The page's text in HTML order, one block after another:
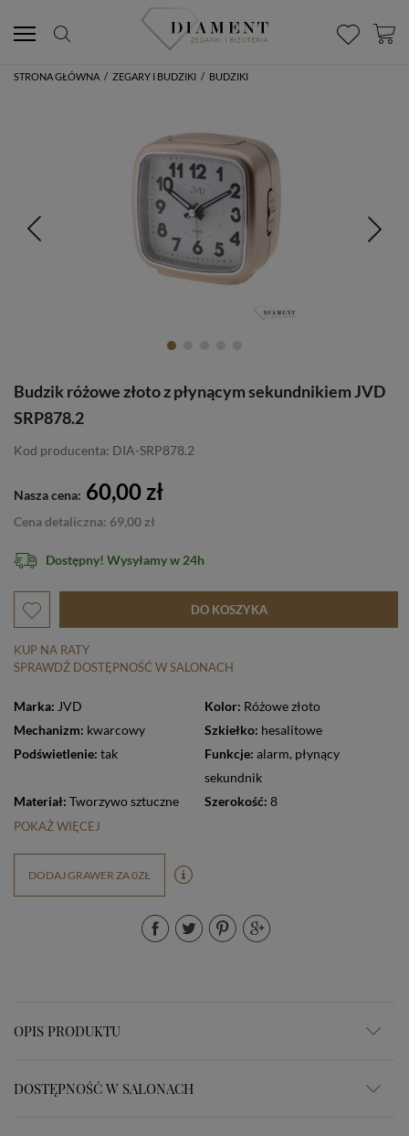
STRONA GŁÓWNA / ZEGARY I BUDZIKI / BUDZIKI
Budzik różowe złoto z płynącym sekundnikiem JVD
SRP878.2
Kod producenta: DIA-SRP878.2
Nasza cena: 60,00 zł
Cena detaliczna: 69,00 zł
Dostępny! Wysyłamy w 24h
DO KOSZYKA
KUP NA RATY
SPRAWDŹ DOSTĘPNOŚĆ W SALONACH
Marka: JVD Kolor: Różowe złoto
Mechanizm: kwarcowy Szkiełko: hesalitowe
Podświetlenie: tak Funkcje: alarm,
sekundnik
Materiał: Tworzywo sztuczne Szerokość: 8
POKAŻ WIĘCEJ
DODAJ GRAWER ZA 0ZŁ
OPIS PRODUKTU
DOSTĘPNOŚĆ W SALONACH